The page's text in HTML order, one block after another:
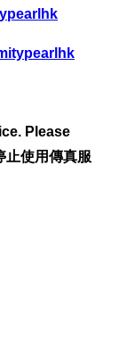
Please
使用傳真服